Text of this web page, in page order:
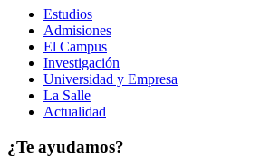
Estudios
Admisiones
El Campus
Investigación
Universidad y Empresa
La Salle
Actualidad
¿Te ayudamos?